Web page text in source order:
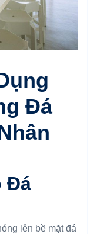
Đá
Đá
lên bề mặt đá